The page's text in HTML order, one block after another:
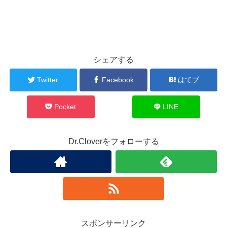
シェアする
Twitter Facebook はてブ
Pocket LINE
Dr.Cloverをフォローする
スポンサーリンク